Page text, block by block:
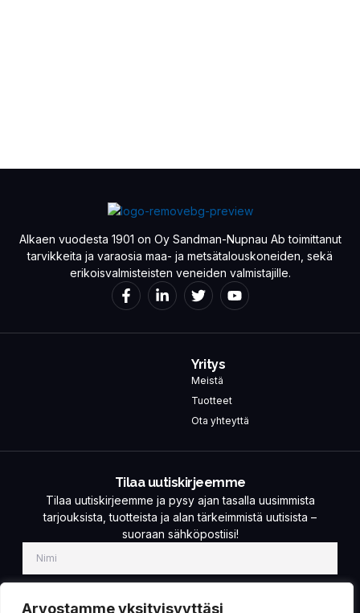
Arvostamme yksityisyyttäsi
Alkaen vuodesta 1901 on Oy Sandman-Nupnau Ab toimittanut
tarvikkeita ja varaosia maa- ja metsätalouskoneiden, sekä
erikoisvalmisteisten veneiden valmistajille.
Yritys
Meistä
Tuotteet
Ota yhteyttä
Tilaa uutiskirjeemme
Tilaa uutiskirjeemme ja pysy ajan tasalla uusimmista
tarjouksista, tuotteista ja alan tärkeimmistä uutisista –
suoraan sähköpostiisi!